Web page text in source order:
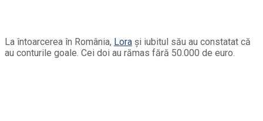
La întoarcerea în România, Lora și iubitul său au constatat că
au conturile goale. Cei doi au rămas fără 50.000 de euro.